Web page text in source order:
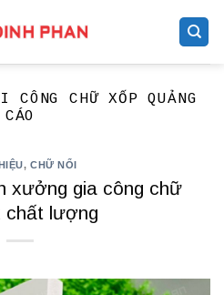
CÔNG CHỮ XỐP QUẢNG
CÁO
,CHỮ NỔI
xưởng gia công chữ
chất lượng